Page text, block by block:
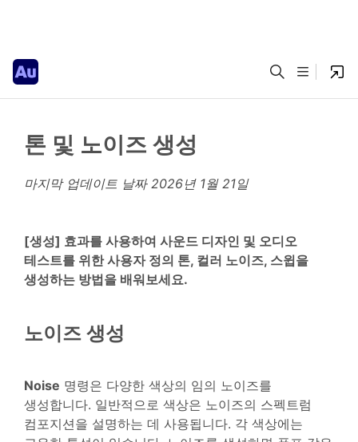
톤 및 노이즈 생성
마지막 업데이트 날짜 2026년 1월 21일
[생성] 효과를 사용하여 사운드 디자인 및 오디오
테스트를 위한 사용자 정의 톤, 컬러 노이즈, 스윕을
생성하는 방법을 배워보세요.
노이즈 생성
Noise 명령은 다양한 색상의 임의 노이즈를
생성합니다. 일반적으로 색상은 노이즈의 스펙트럼
컴포지션을 설명하는 데 사용됩니다. 각 색상에는